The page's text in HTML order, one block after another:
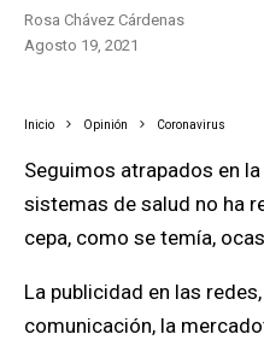
Rosa Chávez Cárdenas
agosto 19, 2021
Inicio Opinión Coronavirus
Seguimos atrapados en la pandemia. El modelo de los
sistemas de salud no ha
cepa, como se temía,
La publicidad en las redes, los medios de
comunicación, la